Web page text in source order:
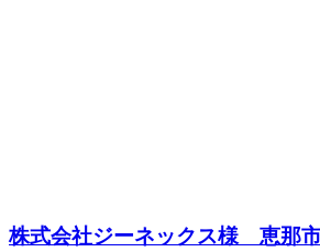
株式会社ジーネックス様 恵那